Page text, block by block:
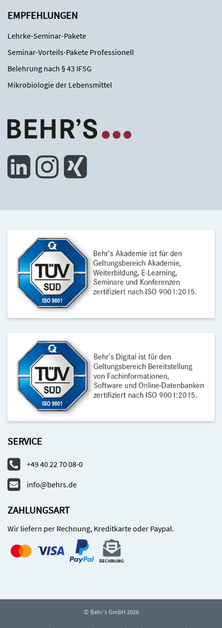
EMPFEHLUNGEN
Lehrke-Seminar-Pakete
Seminar-Vorteils-Pakete Professionell
Belehrung nach § 43 IFSG
Mikrobiologie der Lebensmittel
SERVICE
+49 40 22 70 08-0
info@behrs.de
ZAHLUNGSART
Wir liefern per Rechnung, Kreditkarte oder Paypal.
© Behr's GmbH 2026